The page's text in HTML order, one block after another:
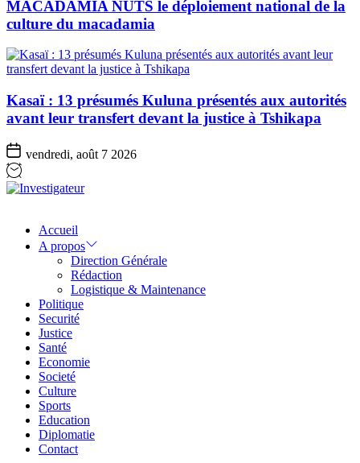
MACADAMIA NUTS le déploiement national de la
culture du macadamia
Kasaï : 13 présumés Kuluna présentés aux autorités
avant leur transfert devant la justice à Tshikapa
vendredi, août 7 2026
Accueil
A propos
Direction Générale
Rédaction
Logistique & Maintenance
Politique
Securité
Justice
Santé
Economie
Societé
Culture
Sports
Education
Diplomatie
Contact